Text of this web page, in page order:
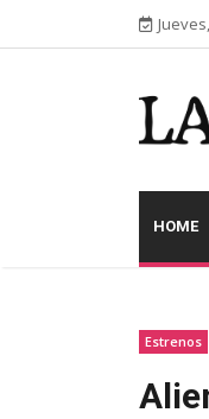
HOME
Estrenos